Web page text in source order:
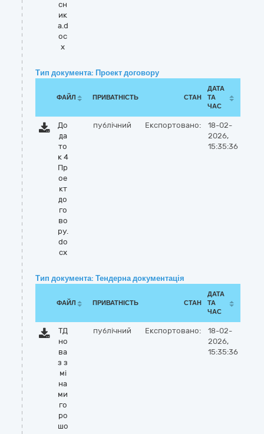
сн
ик
а.d
oc
x
Тип документа: Проект договору
ФАЙЛ ПРИВАТНІСТЬ СТАН
ДАТА
ТА
ЧАС
До
да
то
к 4
Пр
ое
кт
до
го
во
ру.
do
cx
публічний Експортовано:
18-02-
2026,
15:35:36
Тип документа: Тендерна документація
ФАЙЛ ПРИВАТНІСТЬ СТАН
ДАТА
ТА
ЧАС
ТД
но
ва
з з
мі
на
ми
го
ро
шо
публічний Експортовано:
18-02-
2026,
15:35:36